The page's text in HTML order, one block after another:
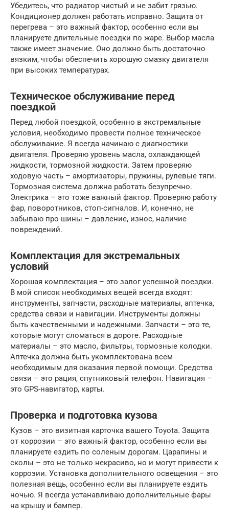
Убедитесь, что радиатор чистый и не забит грязью.
Кондиционер должен работать исправно. Защита от
перегрева – это важный фактор, особенно если вы
планируете длительные поездки по жаре. Выбор масла
также имеет значение. Оно должно быть достаточно
вязким, чтобы обеспечить хорошую смазку двигателя
при высоких температурах.
Техническое обслуживание перед
поездкой
Перед любой поездкой, особенно в экстремальные
условия, необходимо провести полное техническое
обслуживание. Я всегда начинаю с диагностики
двигателя. Проверяю уровень масла, охлаждающей
жидкости, тормозной жидкости. Затем проверяю
ходовую часть – амортизаторы, пружины, рулевые тяги.
Тормозная система должна работать безупречно.
Электрика – это тоже важный фактор. Проверяю работу
фар, поворотников, стоп-сигналов. И, конечно, не
забываю про шины – давление, износ, наличие
повреждений.
Комплектация для экстремальных
условий
Хорошая комплектация – это залог успешной поездки.
В мой список необходимых вещей всегда входят:
инструменты, запчасти, расходные материалы, аптечка,
средства связи и навигации. Инструменты должны
быть качественными и надежными. Запчасти – это те,
которые могут сломаться в дороге. Расходные
материалы – это масло, фильтры, тормозные колодки.
Аптечка должна быть укомплектована всем
необходимым для оказания первой помощи. Средства
связи – это рация, спутниковый телефон. Навигация –
это GPS-навигатор, карты.
Проверка и подготовка кузова
Кузов – это визитная карточка вашего Toyota. Защита
от коррозии – это важный фактор, особенно если вы
планируете ездить по соленым дорогам. Царапины и
сколы – это не только некрасиво, но и могут привести к
коррозии. Установка дополнительного освещения – это
полезная вещь, особенно если вы планируете ездить
ночью. Я всегда устанавливаю дополнительные фары
на крышу и бампер.